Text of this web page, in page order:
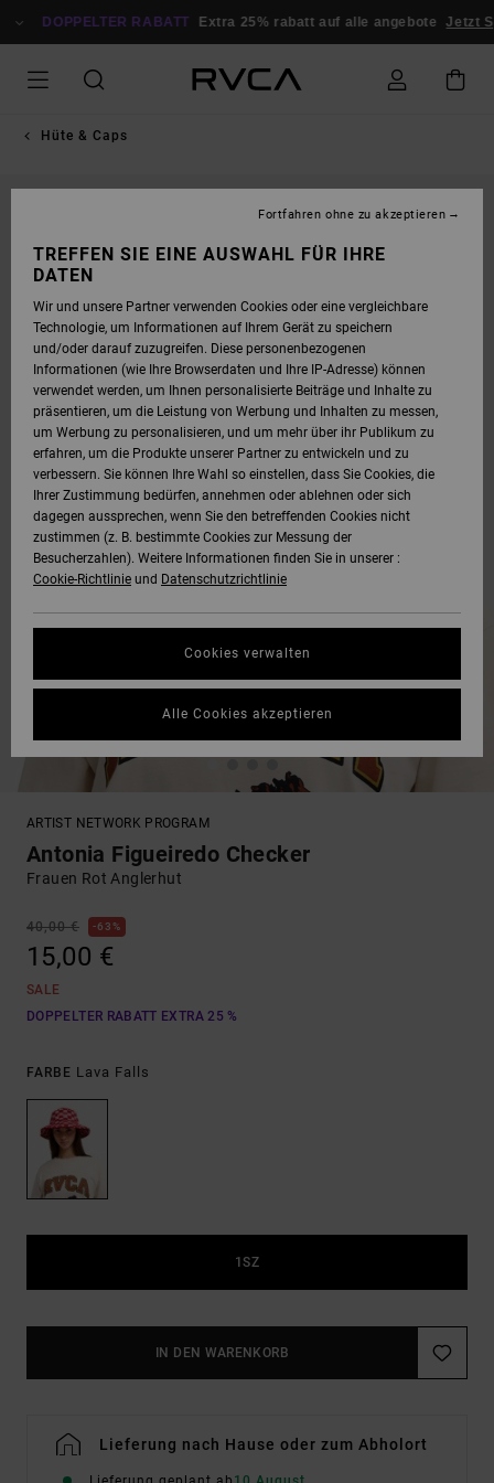
ZUR
DOPPELTER RABATT Extra 25% rabatt auf alle angebote Jetzt
Hüte & Caps
ARTIST NETWORK PROGRAM
Antonia Figueiredo Checker
Frauen Rot Anglerhut
40,00 € 63%
15,00 €
SALE
DOPPELTER RABATT EXTRA 25 %
FARBE Lava Falls
1SZ
IN DEN WARENKORB
Lieferung nach Hause oder zum Abholort
TREFFEN SIE EINE AUSWAHL FÜR IHRE
DATEN
Wir und unsere Partner verwenden Cookies oder eine vergleichbare
Technologie, um Informationen auf Ihrem Gerät zu speichern
und/oder darauf zuzugreifen. Diese personenbezogenen
Informationen (wie Ihre Browserdaten und Ihre IP-Adresse) können
verwendet werden, um Ihnen personalisierte Beiträge und Inhalte zu
präsentieren, um die Leistung von Werbung und Inhalten zu messen,
um Werbung zu personalisieren, und um mehr über ihr Publikum zu
erfahren, um die Produkte unserer Partner zu entwickeln und zu
verbessern. Sie können Ihre Wahl so einstellen, dass Sie Cookies, die
Ihrer Zustimmung bedürfen, annehmen oder ablehnen oder sich
dagegen aussprechen, wenn Sie den betreffenden Cookies nicht
zustimmen (z. B. bestimmte Cookies zur Messung der
Besucherzahlen). Weitere Informationen finden Sie in unserer :
Cookie-Richtlinie und Datenschutzrichtlinie
Cookies verwalten
Fortfahren ohne zu akzeptieren
Alle Cookies akzeptieren